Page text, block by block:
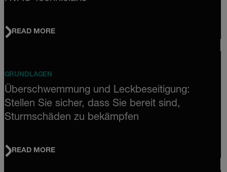
READ MORE
GRUNDLAGEN
Überschwemmung und Leckbeseitigung:
Stellen Sie sicher, dass Sie bereit sind,
Sturmschäden zu bekämpfen
READ MORE